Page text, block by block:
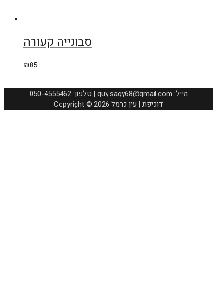
סבונייה קעורה
₪85
050-4555462 :טלפון | guy.sagy68@gmail.com :מייל
Copyright © 2026 דוכיפת | עין כרמל